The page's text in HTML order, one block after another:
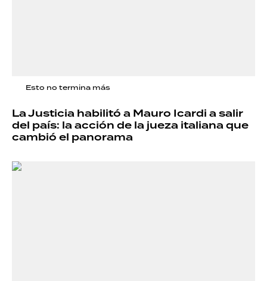
Esto no termina más
La Justicia habilitó a Mauro Icardi a salir
del país: la acción de la jueza italiana que
cambió el panorama